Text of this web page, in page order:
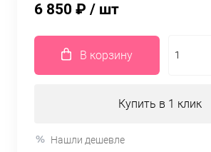
6 850 ₽ / шт
В корзину
Купить в 1 клик
Нашли дешевле